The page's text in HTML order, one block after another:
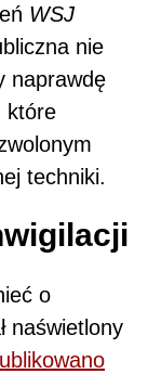
WSJ
nie
naprawdę
które
techniki.
o
naświetlony